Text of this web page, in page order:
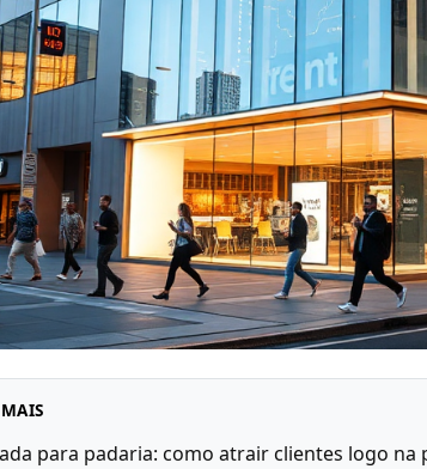
para padaria: como atrair clientes logo na